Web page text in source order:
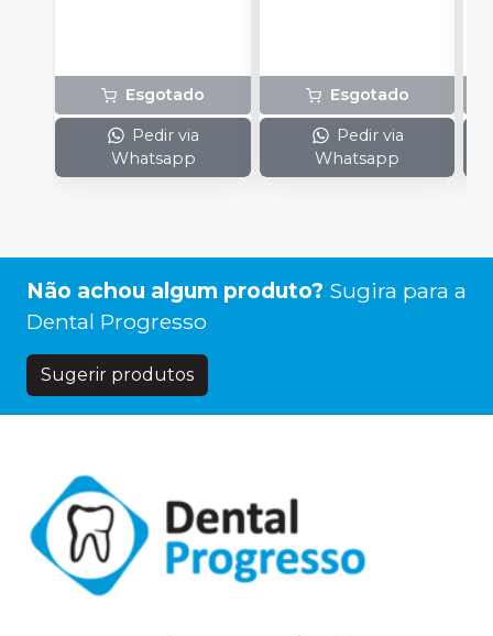
Esgotado
Pedir via
Whatsapp
Esgotado
Pedir via
Whatsapp
Não achou algum produto? Sugira para a
Dental Progresso
Sugerir produtos